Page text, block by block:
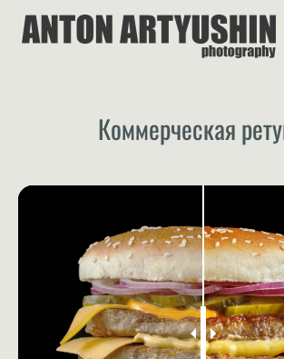
Коммерческая